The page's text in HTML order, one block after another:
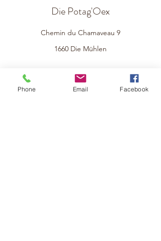
Die Potag'Oex
info@lepotagoex.ch
Chemin du Chamaveau 9
1660 Die Mühlen
Phone Email Facebook